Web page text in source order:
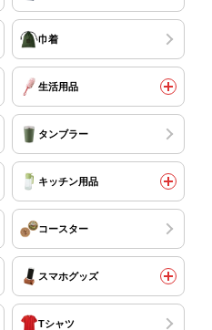
巾着
生活用品
タンブラー
キッチン用品
コースター
スマホグッズ
Tシャツ